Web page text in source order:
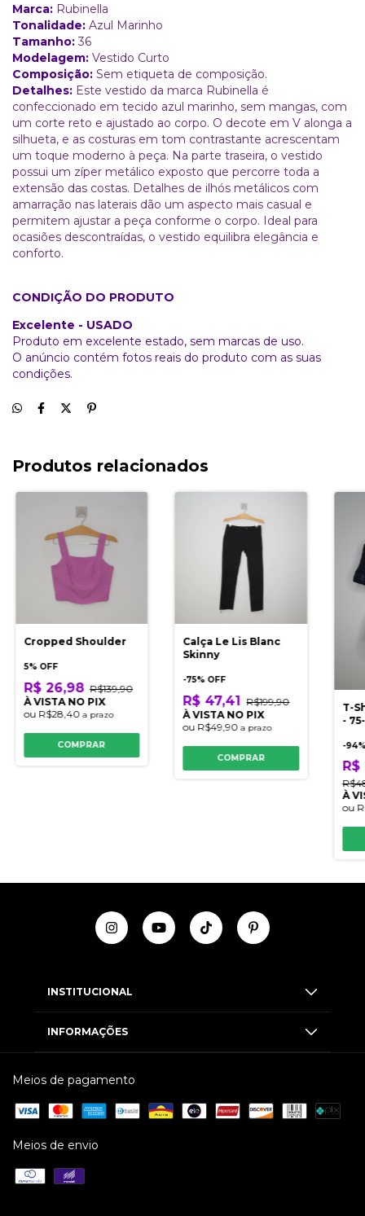
Marca: Rubinella
Tonalidade: Azul Marinho
Tamanho:36
Modelagem: Vestido Curto
Composição: Sem etiqueta de composição.
Detalhes: Este vestido da marca Rubinella é
confeccionado em tecido azul marinho, sem mangas, com
um corte reto e ajustado ao corpo. O decote em V alonga a
silhueta, e as costuras em tom contrastante acrescentam
um toque moderno à peça. Na parte traseira, o vestido
possui um zíper metálico exposto que percorre toda a
extensão das costas. Detalhes de ilhós metálicos com
amarração nas laterais dão um aspecto mais casual e
permitem ajustar a peça conforme o corpo. Ideal para
ocasiões descontraídas, o vestido equilibra elegância e
conforto.
CONDIÇÃO DO PRODUTO
Excelente - USADO
Produto em excelente estado, sem marcas de uso.
O anúncio contém fotos reais do produto com as suas
condições.
Produtos relacionados
Cropped Shoulder
5% OFF
R$ 26,98 R$139,90
À VISTA NO PIX
ou R$28,40 a prazo
COMPRAR
Calça Le Lis Blanc
Skinny
-75% OFF
R$ 47,41 R$199,90
À VISTA NO PIX
ou R$49,90a prazo
COMPRAR
T-
-
-94
À
ou
INSTITUCIONAL
INFORMAÇÕES
Meios de pagamento
Meios de envio